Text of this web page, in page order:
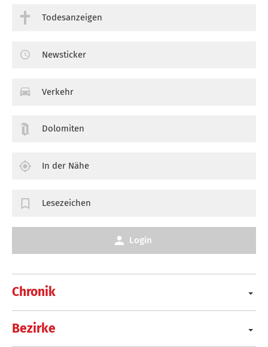
Chronik
Bezirke
Todesanzeigen
Newsticker
Verkehr
Dolomiten
In der Nähe
Lesezeichen
Login